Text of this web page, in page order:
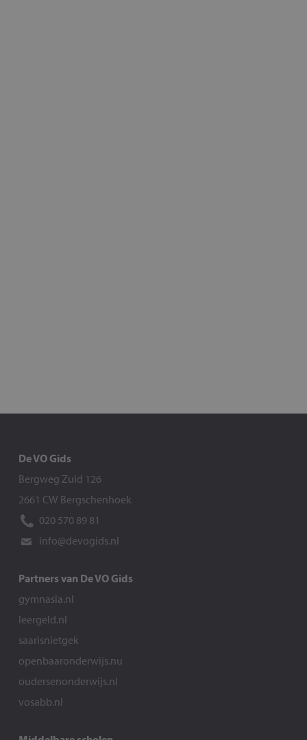
De VO Gids
Bergweg Zuid 126
2661 CW Bergschenhoek
020 570 89 81
info@devogids.nl
Partners van De VO Gids
gymnasia.nl
leergeld.nl
saarisnietgek
openbaaronderwijs.nu
oudersenonderwijs.nl
vosabb.nl